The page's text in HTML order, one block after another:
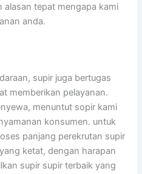
alasan tepat mengapa kami
anda.
supir juga bertugas
memberikan pelayanan.
menuntut sopir kami
konsumen. untuk
panjang perekrutan supir
ketat, dengan harapan
supir supir terbaik yang